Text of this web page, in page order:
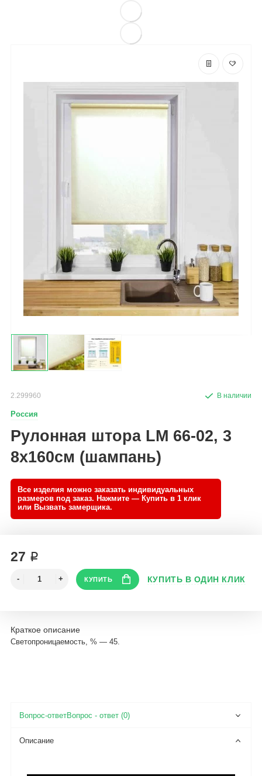
2.299960
Россия
Рулонная штора LM 66-02, 3
8х160см (шампань)
27 ₽
Краткое описание
Светопроницаемость, % — 45.
Вопрос - ответ (0)
Описание